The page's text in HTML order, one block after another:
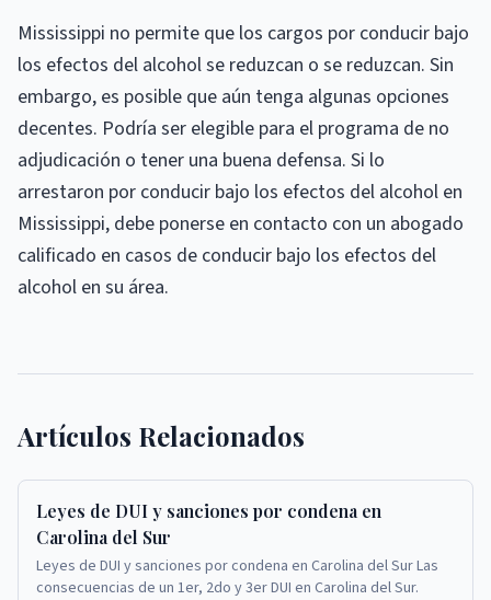
Mississippi no permite que los cargos por conducir bajo
los efectos del alcohol se reduzcan o se reduzcan. Sin
embargo, es posible que aún tenga algunas opciones
decentes. Podría ser elegible para el programa de no
adjudicación o tener una buena defensa. Si lo
arrestaron por conducir bajo los efectos del alcohol en
Mississippi, debe ponerse en contacto con un abogado
calificado en casos de conducir bajo los efectos del
alcohol en su área.
Artículos Relacionados
Leyes de DUI y sanciones por condena en
Carolina del Sur
Leyes de DUI y sanciones por condena en Carolina del Sur Las
consecuencias de un 1er, 2do y 3er DUI en Carolina del Sur.